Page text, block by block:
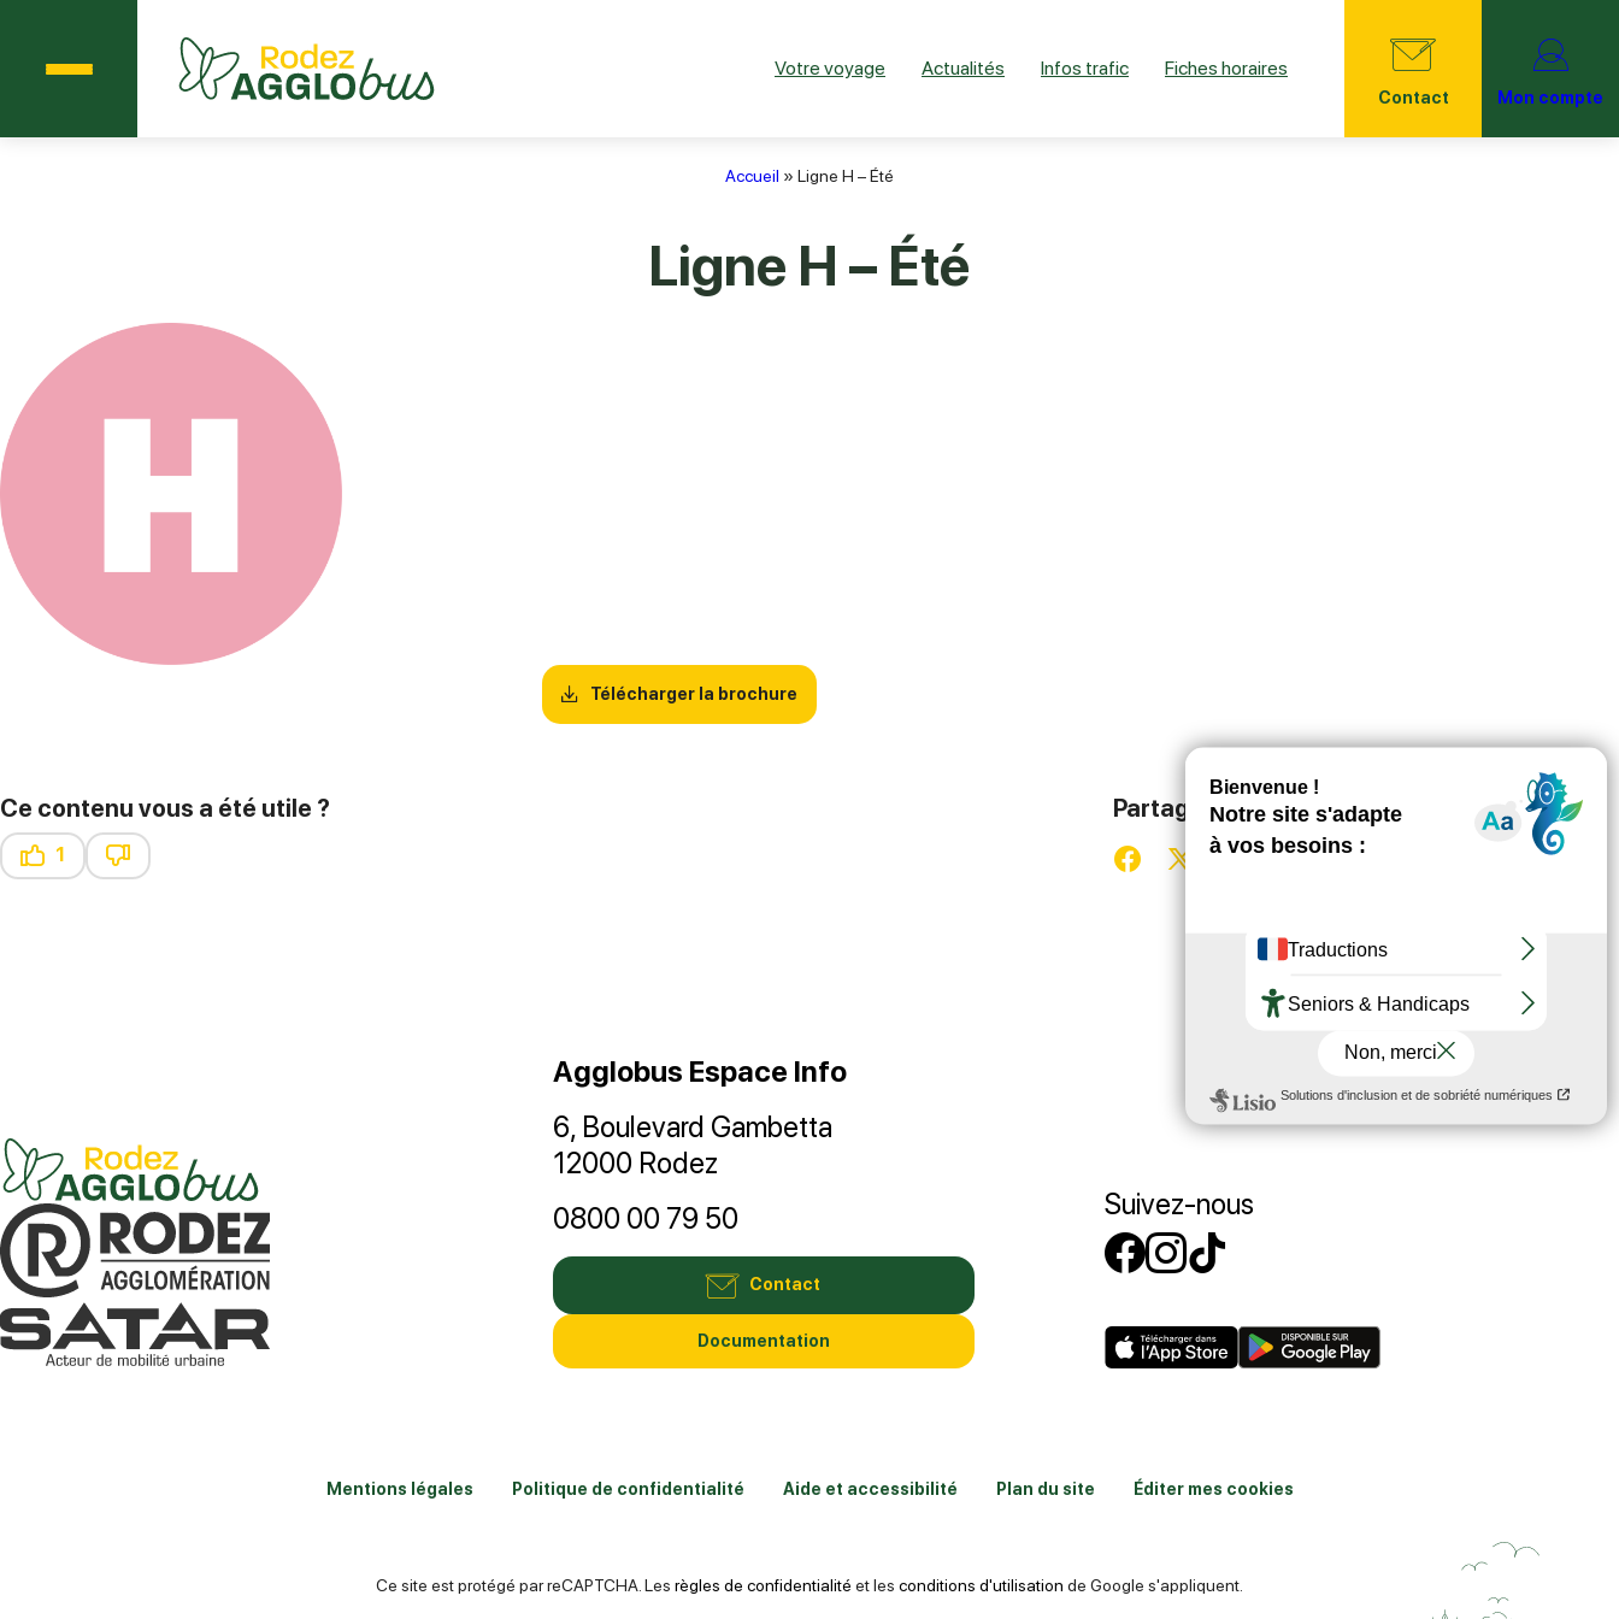
Votre voyage Actualités Infos trafic Fiches horaires
Contact Mon compte
Accueil » Ligne H – Été
Ligne H – Été
Télécharger la brochure
Ce contenu vous a été utile ?
1
Partager ce contenu
Partager sur Facebook (nouvelle fenêtre)
Partager sur X / Twitter (nouvelle fenêtre)
Agglobus Espace Info
6, Boulevard Gambetta
12000 Rodez
0800 00 79 50
Contact
Documentation
Suivez-nous
Suivez-nous sur Facebook
Suivez-nous sur
Mentions légales Politique de confidentialité Aide et accessibilité Plan du site Éditer mes cookies
Ce site est protégé par reCAPTCHA. Les règles de confidentialité et les conditions d'utilisation de Google s'appliquent.